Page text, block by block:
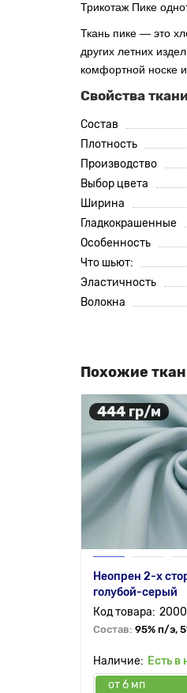
Трикотаж Пике
Ткань пике — это
других летних
комфортной носке
Свойства ткани
Состав
Плотность
Производство
Выбор цвета
Ширина
Гладкокрашенные
Особенность
Что шьют:
Эластичность
Волокна
Похожие
444 гр/м
Неопрен 2-х
голубой-серый
Состав: 95% п/э,
Есть в
от 6 мп